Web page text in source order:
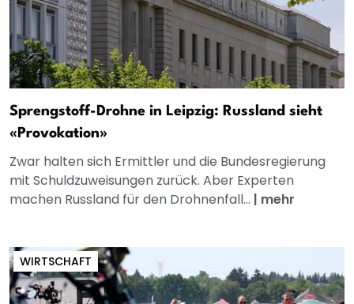
Sprengstoff-Drohne in Leipzig: Russland sieht
«Provokation»
Zwar halten sich Ermittler und die Bundesregierung
mit Schuldzuweisungen zurück. Aber Experten
machen Russland für den Drohnenfall... | mehr
WIRTSCHAFT